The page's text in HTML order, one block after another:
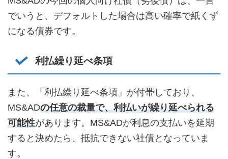
でいうと、デフォルトした場合は高い確率で紙くず
になる債券です。
利払繰り延べ条項
また、「利払繰り延べ条項」が付帯しており、
MS&ADの任意の裁量で、利払いが繰り延べられる
可能性があります。MS&ADが利息の支払いを延期
すると決めたら、抵抗できない社債となっていま
す。